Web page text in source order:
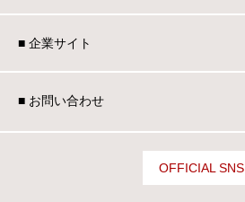
■ 企業サイト
■ お問い合わせ
OFFICIAL SNS